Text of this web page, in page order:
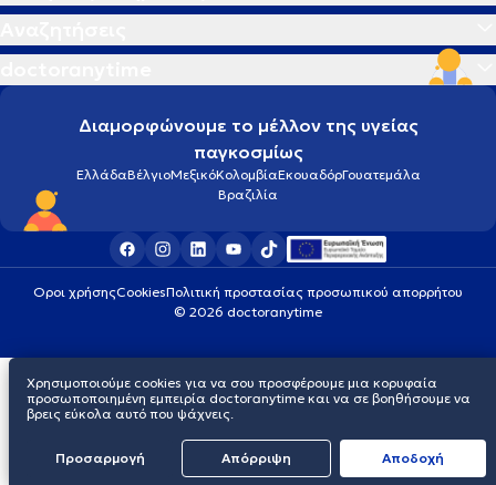
Διαμορφώνουμε το μέλλον της υγείας
παγκοσμίως
ΕλλάδαΒέλγιοΜεξικόΚολομβίαΕκουαδόρΓουατεμάλα
Βραζιλία
Οροι χρήσηςCookiesΠολιτική προστασίας προσωπικού απορρήτου
© 2026 doctoranytime
Χρησιμοποιούμε cookies για να σου προσφέρουμε μια κορυφαία
προσωποποιημένη εμπειρία doctoranytime και να σε βοηθήσουμε να
βρεις εύκολα αυτό που ψάχνεις.
Προσαρμογή Απόρριψη Aποδοχή